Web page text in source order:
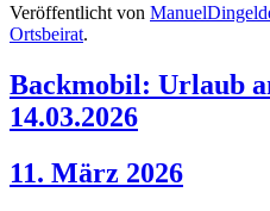
Veröffentlicht von
Ortsbeirat.
Backmobil: Urlaub
14.03.2026
11. März 2026